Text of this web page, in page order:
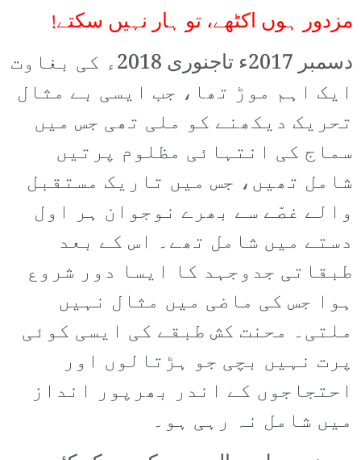
مزدور ہوں اکٹھے، تو ہار نہیں سکتے!
دسمبر 2017ء تاجنوری 2018ء کی بغاوت
ایک اہم موڑ تھا، جب ایسی بے مثال
تحریک دیکھنے کو ملی تھی جس میں
سماج کی انتہائی مظلوم پرتیں
شامل تھیں، جس میں تاریک مستقبل
والے غصّے سے بھرے نوجوان ہر اول
دستے میں شامل تھے۔ اس کے بعد
طبقاتی جدوجہد کا ایسا دور شروع
ہوا جس کی ماضی میں مثال نہیں
ملتی۔ محنت کش طبقے کی ایسی کوئی
پرت نہیں بچی جو ہڑتالوں اور
احتجاجوں کے اندر بھرپور انداز
میں شامل نہ رہی ہو۔